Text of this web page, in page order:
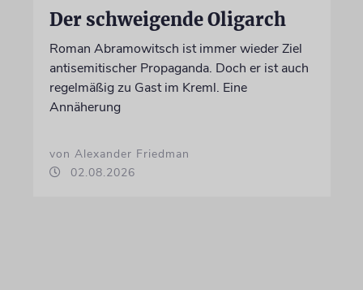
Der schweigende Oligarch
Roman Abramowitsch ist immer wieder Ziel
antisemitischer Propaganda. Doch er ist auch
regelmäßig zu Gast im Kreml. Eine
Annäherung
von Alexander Friedman
02.08.2026